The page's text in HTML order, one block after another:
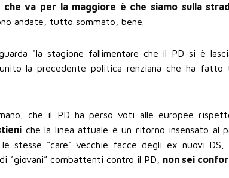
che va per la maggiore è che siamo sulla
andate, tutto sommato, bene.
"la stagione fallimentare che il PD si è
la precedente politica renziana che ha
che il PD ha perso voti alle europee
che la linea attuale è un ritorno insensato al
stesse “care” vecchie facce degli ex nuovi
“giovani” combattenti contro il PD, non sei